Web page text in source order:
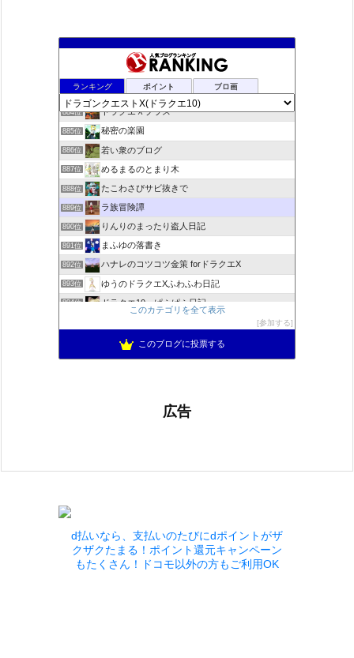
ランキング ポイント ブロ画
夢路電信草紙
883位 ドラクエ10ぱふぱふの向こう側
884位 ドラクエＸプラス
885位 秘密の楽園
886位 若い衆のブログ
887位 めるまるのとまり木
888位 たこわさびサビ抜きで
889位 ラ族冒険譚
890位 りんりのまったり盗人日記
891位 まふゆの落書き
892位 ハナレのコツコツ金策 forドラクエX
893位 ゆうのドラクエXふわふわ日記
894位 ドラクエ10 ぱふぱふ日記
もきゅブロ
このカテゴリを全て表示
参加する
このブログに投票する
広告
d払いなら、支払いのたびにdポイントがザ
クザクたまる！ポイント還元キャンペーン
もたくさん！ドコモ以外の方もご利用OK